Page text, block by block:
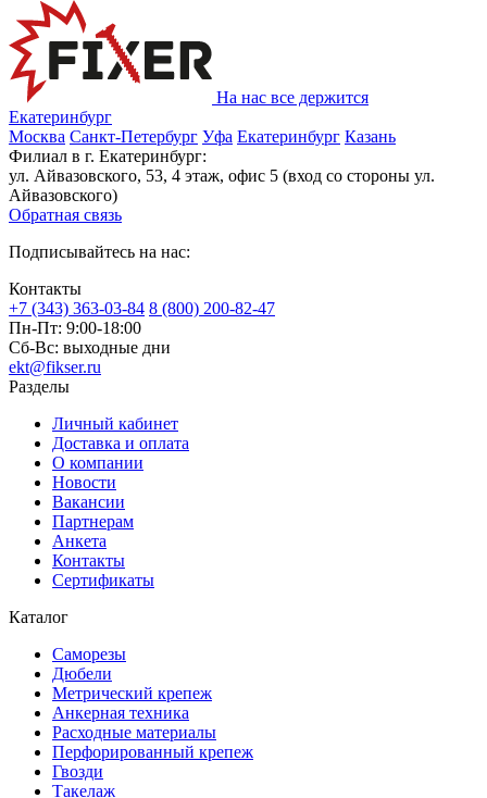
На нас все держится
Екатеринбург
Москва Санкт-Петербург Уфа Екатеринбург Казань
Филиал в г. Екатеринбург:
ул. Айвазовского, 53, 4 этаж, офис 5 (вход со стороны ул.
Айвазовского)
Обратная связь
Подписывайтесь на нас:
Контакты
+7 (343) 363-03-84 8 (800) 200-82-47
Пн-Пт: 9:00-18:00
Сб-Вс: выходные дни
ekt@fikser.ru
Разделы
Личный кабинет
Доставка и оплата
О компании
Новости
Вакансии
Партнерам
Анкета
Контакты
Сертификаты
Каталог
Саморезы
Дюбели
Метрический крепеж
Анкерная техника
Расходные материалы
Перфорированный крепеж
Гвозди
Такелаж